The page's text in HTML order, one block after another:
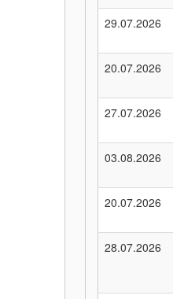
29.07.2026
20.07.2026
27.07.2026
03.08.2026
20.07.2026
28.07.2026